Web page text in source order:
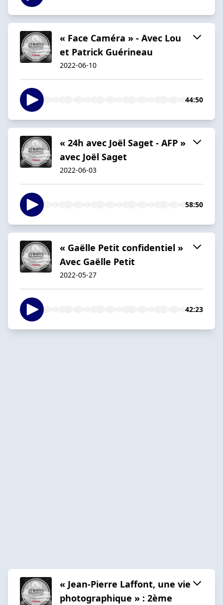
« Face Caméra » - Avec Lou
et Patrick Guérineau
2022-06-10
44:50
« 24h avec Joël Saget - AFP »
avec Joël Saget
2022-06-03
58:50
« Gaëlle Petit confidentiel »
Avec Gaëlle Petit
2022-05-27
42:23
« Jean-Pierre Laffont, une vie
photographique » : 2ème